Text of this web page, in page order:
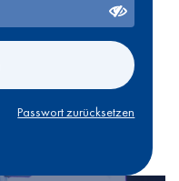
Passwort zurücksetzen